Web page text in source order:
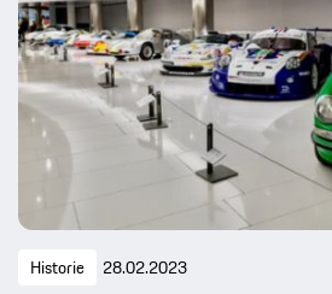
Historie 28.02.2023